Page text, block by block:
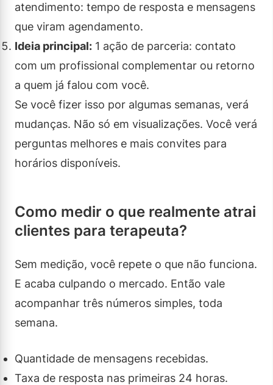
atendimento: tempo de resposta e mensagens
que viram agendamento.
Ideia principal: 1 ação de parceria: contato
com um profissional complementar ou retorno
a quem já falou com você.
Se você fizer isso por algumas semanas, verá
mudanças. Não só em visualizações. Você verá
perguntas melhores e mais convites para
horários disponíveis.
Como medir o que realmente atrai
clientes para terapeuta?
Sem medição, você repete o que não funciona.
E acaba culpando o mercado. Então vale
acompanhar três números simples, toda
semana.
Quantidade de mensagens recebidas.
Taxa de resposta nas primeiras 24 horas.